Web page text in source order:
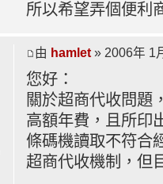
所以希望弄個便利
由 hamlet » 2006年 1
您好：
關於超商代收問題
高額年費，且所印
條碼機讀取不符合
超商代收機制，但